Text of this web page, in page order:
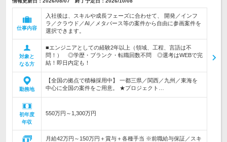
仕事内容
入社後は、スキルや成長フェーズに合わせて、 開発／インフ
ラ／クラウド／AI／メタバース等の案件から自由に参画案件を
選択できます。
対象と
なる方
■エンジニアとしての経験2年以上（領域、工程、言語は不
問！） ◎学歴・ブランク・転職回数不問 ◎選考はWEBで完
結！即日内定も！
勤務地
【全国の拠点で積極採用中】 一都三県／関西／九州／東海を
中心に全国の案件をご用意。 ★プロジェクト…
初年度
年収
550万円～1,300万円
月給42万円～150万円＋賞与＋各種手当 ※前職給与保証／スキ